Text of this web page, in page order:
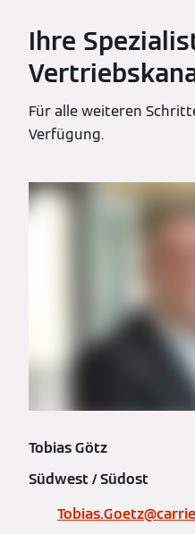
Ihre
Für alle weiteren
Verfügung.
Tobias Götz
Südwest / Südost